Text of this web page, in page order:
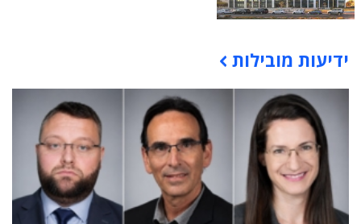
תוכן פרסומי
ידיעות מובילות